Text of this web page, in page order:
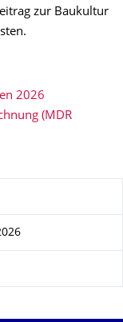
zur Baukultur
2026
(MDR